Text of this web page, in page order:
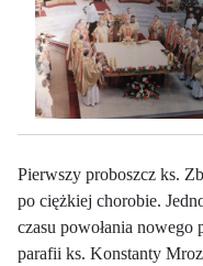
Pierwszy proboszcz ks.
po ciężkiej chorobie.
czasu powołania nowego
parafii ks. Konstanty